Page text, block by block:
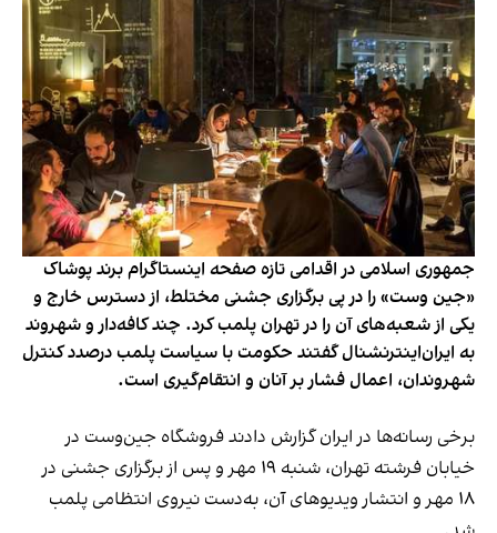
جمهوری اسلامی در اقدامی تازه صفحه اینستاگرام برند پوشاک
«جین وست» را در پی برگزاری جشنی مختلط، از دسترس خارج و
یکی از شعبه‌های آن را در تهران پلمب کرد. چند کافه‌‌دار و شهروند
به ایران‌اینترنشنال گفتند حکومت با سیاست پلمب درصدد کنترل
شهروندان، اعمال فشار بر آنان و انتقام‌گیری است.
برخی رسانه‌ها در ایران گزارش دادند فروشگاه جین‌وست در
خیابان فرشته تهران، شنبه ۱۹ مهر و پس از برگزاری جشنی در
۱۸ مهر و انتشار ویدیوهای آن، به‌دست نیروی انتظامی پلمب